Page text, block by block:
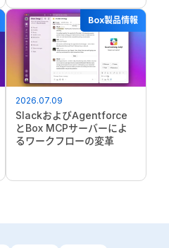
Box製品情報
2026.07.09
SlackおよびAgentforce
とBox MCPサーバーによ
るワークフローの変革